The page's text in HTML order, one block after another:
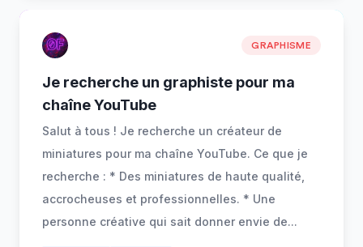
GRAPHISME
Je recherche un graphiste pour ma
chaîne YouTube
Salut à tous ! Je recherche un créateur de
miniatures pour ma chaîne YouTube. Ce que je
recherche : * Des miniatures de haute qualité,
accrocheuses et professionnelles. * Une
personne créative qui sait donner envie de...